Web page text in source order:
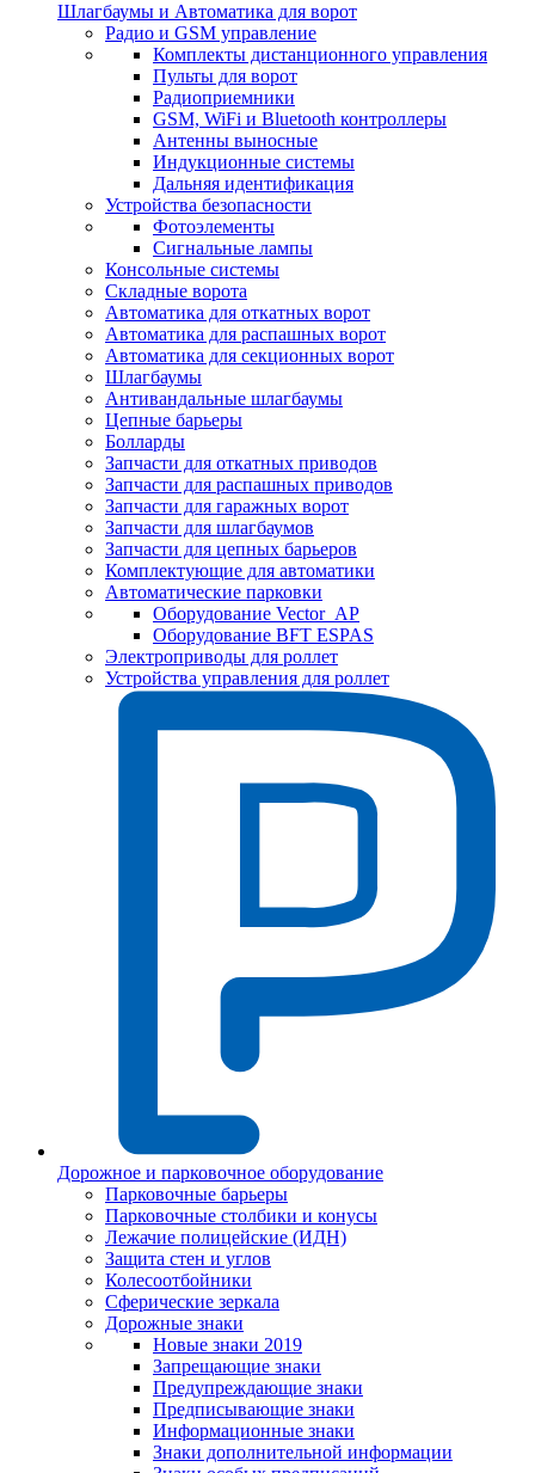
Шлагбаумы и Автоматика для ворот
Радио и GSM управление
Комплекты дистанционного управления
Пульты для ворот
Радиоприемники
GSM, WiFi и Bluetooth контроллеры
Антенны выносные
Индукционные системы
Дальняя идентификация
Устройства безопасности
Фотоэлементы
Сигнальные лампы
Консольные системы
Складные ворота
Автоматика для откатных ворот
Автоматика для распашных ворот
Автоматика для секционных ворот
Шлагбаумы
Антивандальные шлагбаумы
Цепные барьеры
Болларды
Запчасти для откатных приводов
Запчасти для распашных приводов
Запчасти для гаражных ворот
Запчасти для шлагбаумов
Запчасти для цепных барьеров
Комплектующие для автоматики
Автоматические парковки
Оборудование Vector_AP
Оборудование BFT ESPAS
Электроприводы для роллет
Устройства управления для роллет
Дорожное и парковочное оборудование
Парковочные барьеры
Парковочные столбики и конусы
Лежачие полицейские (ИДН)
Защита стен и углов
Колесоотбойники
Сферические зеркала
Дорожные знаки
Новые знаки 2019
Запрещающие знаки
Предупреждающие знаки
Предписывающие знаки
Информационные знаки
Знаки дополнительной информации